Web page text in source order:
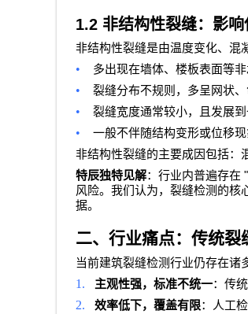
1.2 非结构性裂缝：影
非结构性裂缝是由温度变化、混
• 多出现在墙体、楼板表面等
• 裂缝分布不规则，多呈网状
• 裂缝宽度通常较小，且发展
•
一般不伴随结构变形或位移现
非结构性裂缝的主要成因包括：
特辰独特见解：行业内普遍存在 "
风险。我们认为，裂缝检测的核
据。
二、行业痛点：传统裂
当前建筑裂缝检测行业仍存在诸
1. 主观性强，标准不统一：传
2. 效率低下，覆盖有限：人工